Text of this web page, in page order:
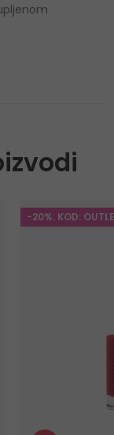
-20%. KOD: